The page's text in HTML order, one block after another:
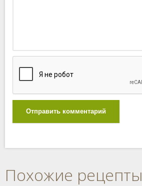
Отправить комментарий
Похожие рецепты